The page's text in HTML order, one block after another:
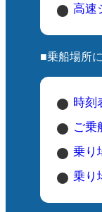
高速
■乗船場所
時刻
ご乗
乗り
乗り